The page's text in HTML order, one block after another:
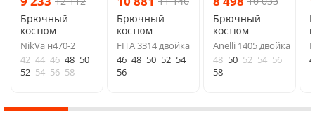
Брючный
костюм
NikVa н470-2
42 44 46 48 50
52 54 56 58
Брючный
костюм
FITA 3314 двойка
46 48 50 52 54
56
Брючный
костюм
Anelli 1405 двойка
48 50 52 54 56
58